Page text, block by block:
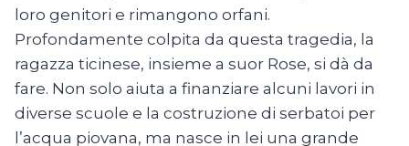
loro genitori e rimangono orfani.
Profondamente colpita da questa tragedia, la
ragazza ticinese, insieme a suor Rose, si dà da
fare. Non solo aiuta a finanziare alcuni lavori in
diverse scuole e la costruzione di serbatoi per
l’acqua piovana, ma nasce in lei una grande